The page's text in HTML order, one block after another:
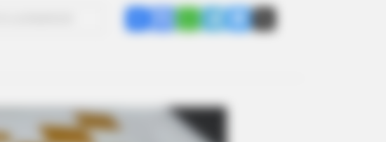
ShareFacebookWhatsAppTelegramMessenger
X